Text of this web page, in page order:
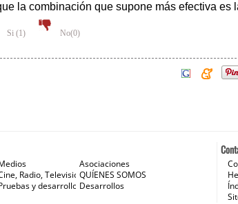
la combinación que supone más efectiva
Si (1) No(0)
Asociaciones
Radio, Televisión e Internet
QUÍENES SOMOS
Gaceta de Prensa
y desarrollosDesarrollos